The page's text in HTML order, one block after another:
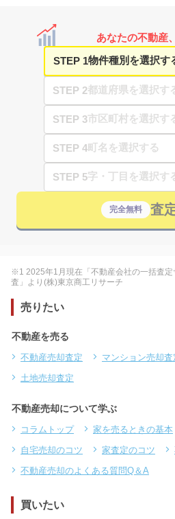
あなたの不動産
STEP 1
STEP 2
STEP 3
STEP 4
STEP 5
完全無料 査
※1 2025年1月現在「不動産会社の一括査定
査」より(株)東京商工リサーチ
売りたい
不動産を売る
不動産売却査定 マンション売却査
土地売却査定
不動産売却について学ぶ
コラムトップ 家を売るときの基本
自宅売却のコツ
家査定のコツ
不動産売却のよくある質問Q＆A
買いたい